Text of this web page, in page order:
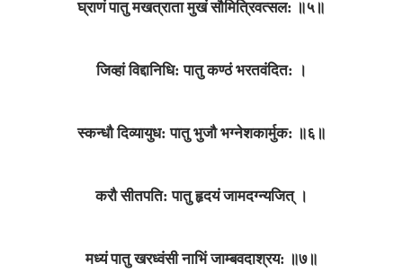
घ्राणं पातु मखत्राता मुखं सौमित्रिवत्सल: ॥५॥
जिव्हां विद्दानिधि: पातु कण्ठं भरतवंदित: ।
स्कन्धौ दिव्यायुध: पातु भुजौ भग्नेशकार्मुक: ॥६॥
करौ सीतपति: पातु हृदयं जामदग्न्यजित्‌ ।
मध्यं पातु खरध्वंसी नाभिं जाम्बवदाश्रय: ॥७॥